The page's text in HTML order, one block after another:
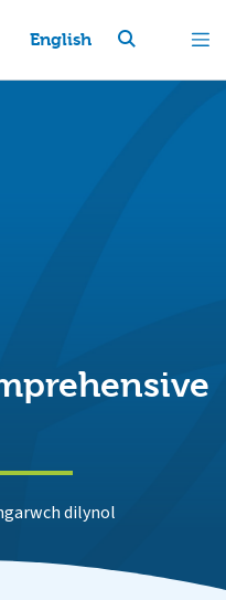
English
dilynol